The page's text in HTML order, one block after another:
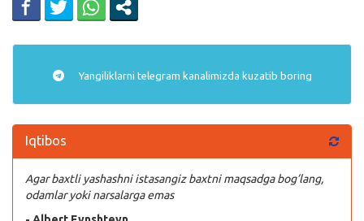
Yangiliklarni telegram kanalimizda kuzatib boring
Iqtibos
Agar baxtli yashashni istasangiz baxtni maqsadga bog’lang,
odamlar yoki narsalarga emas